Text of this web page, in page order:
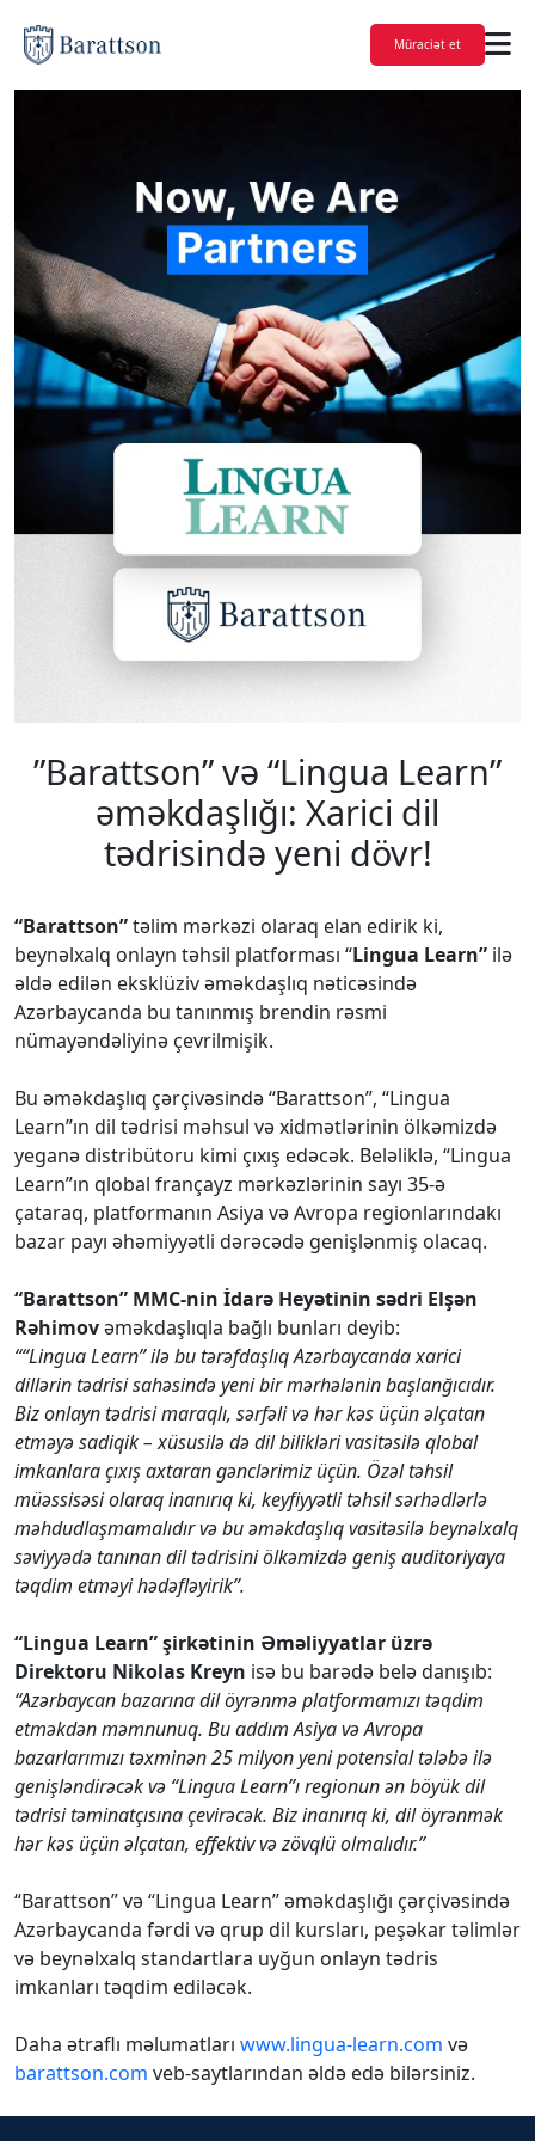
Müraciət et
”Barattson” və “Lingua Learn”
əməkdaşlığı: Xarici dil
tədrisində yeni dövr!
“Barattson”təlim mərkəzi olaraq elan edirik ki,
beynəlxalq onlayn təhsil platforması “Lingua Learn” ilə
əldə edilən eksklüziv əməkdaşlıq nəticəsində
Azərbaycanda bu tanınmış brendin rəsmi
nümayəndəliyinə çevrilmişik.
Bu əməkdaşlıq çərçivəsində “Barattson”, “Lingua
Learn”ın dil tədrisi məhsul və xidmətlərinin ölkəmizdə
yeganə distribütoru kimi çıxış edəcək. Beləliklə, “Lingua
Learn”ın qlobal françayz mərkəzlərinin sayı 35-ə
çataraq, platformanın Asiya və Avropa regionlarındakı
bazar payı əhəmiyyətli dərəcədə genişlənmiş olacaq.
“Barattson” MMC-nin İdarə Heyətinin sədri Elşən
Rəhimovəməkdaşlıqla bağlı bunları deyib:
““Lingua Learn” ilə bu tərəfdaşlıq Azərbaycanda xarici
dillərin tədrisi sahəsində yeni bir mərhələnin başlanğıcıdır.
Biz onlayn tədrisi maraqlı, sərfəli və hər kəs üçün əlçatan
etməyə sadiqik – xüsusilə də dil bilikləri vasitəsilə qlobal
imkanlara çıxış axtaran gənclərimiz üçün. Özəl təhsil
müəssisəsi olaraq inanırıq ki, keyfiyyətli təhsil sərhədlərlə
məhdudlaşmamalıdır və bu əməkdaşlıq vasitəsilə beynəlxalq
səviyyədə tanınan dil tədrisini ölkəmizdə geniş auditoriyaya
təqdim etməyi hədəfləyirik”.
“Lingua Learn” şirkətinin Əməliyyatlar üzrə
Direktoru Nikolas Kreyn isə bu barədə belə danışıb:
“Azərbaycan bazarına dil öyrənmə platformamızı təqdim
etməkdən məmnunuq. Bu addım Asiya və Avropa
bazarlarımızı təxminən 25 milyon yeni potensial tələbə ilə
genişləndirəcək və “Lingua Learn”ı regionun ən böyük dil
tədrisi təminatçısına çevirəcək. Biz inanırıq ki, dil öyrənmək
hər kəs üçün əlçatan, effektiv və zövqlü olmalıdır.”
“Barattson” və “Lingua Learn” əməkdaşlığı çərçivəsində
Azərbaycanda fərdi və qrup dil kursları, peşəkar təlimlər
və beynəlxalq standartlara uyğun onlayn tədris
imkanları təqdim ediləcək.
Daha ətraflı məlumatları www.lingua-learn.com və
barattson.com veb-saytlarından əldə edə bilərsiniz.